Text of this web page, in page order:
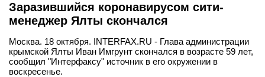
Заразившийся коронавирусом сити-
менеджер Ялты скончался
Москва. 18 октября. INTERFAX.RU - Глава администрации
крымской Ялты Иван Имгрунт скончался в возрасте 59 лет,
сообщил "Интерфаксу" источник в его окружении в
воскресенье.